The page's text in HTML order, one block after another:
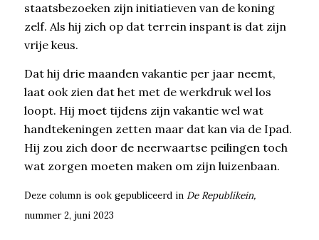
staatsbezoeken zijn initiatieven van de koning
zelf. Als hij zich op dat terrein inspant is dat zijn
vrije keus.
Dat hij drie maanden vakantie per jaar neemt,
laat ook zien dat het met de werkdruk wel los
loopt. Hij moet tijdens zijn vakantie wel wat
handtekeningen zetten maar dat kan via de Ipad.
Hij zou zich door de neerwaartse peilingen toch
wat zorgen moeten maken om zijn luizenbaan.
Deze column is ook gepubliceerd in De Republikein,
nummer 2, juni 2023